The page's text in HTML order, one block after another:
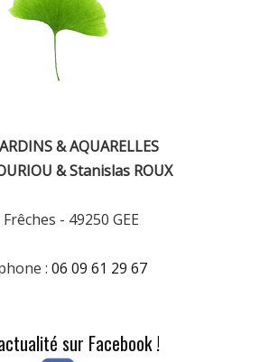
& AQUARELLES
& Stanislas ROUX
- 49250 GEE
:06 09 61 29 67
sur Facebook !